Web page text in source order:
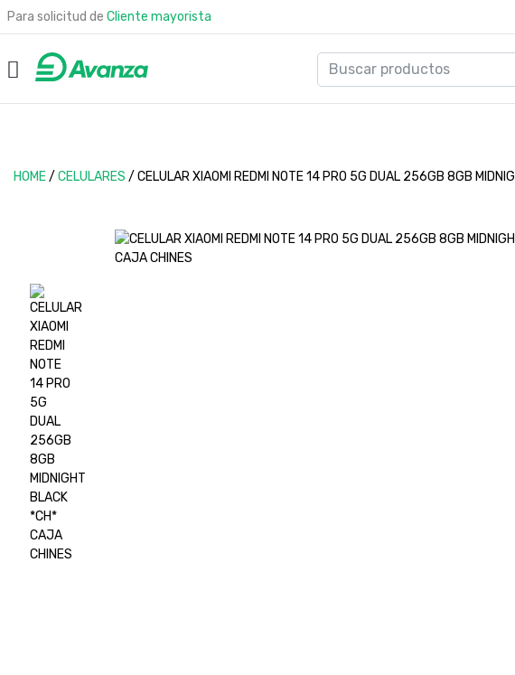
Para solicitud de Cliente mayorista
HOME/ CELULARES / CELULAR XIAOMI REDMI NOTE 14 PRO 5G DUAL 256GB 8GB